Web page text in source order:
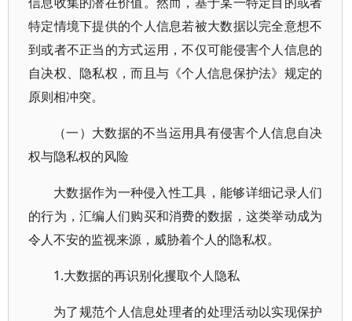
特定情境下提供的个人信息若被大数据以完全意想不
到或者不正当的方式运用，不仅可能侵害个人信息的
自决权、隐私权，而且与《个人信息保护法》规定的
原则相冲突。
（一）大数据的不当运用具有侵害个人信息自决
权与隐私权的风险
大数据作为一种侵入性工具，能够详细记录人们
的行为，汇编人们购买和消费的数据，这类举动成为
令人不安的监视来源，威胁着个人的隐私权。
1.大数据的再识别化攫取个人隐私
为了规范个人信息处理者的处理活动以实现保护